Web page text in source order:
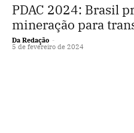
PDAC 2024: Brasil
mineração para
Da Redação -
5 de fevereiro de 2024